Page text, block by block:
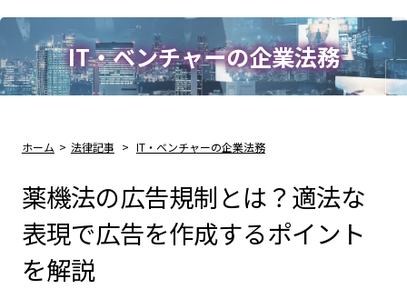
IT・ベンチャーの企業法務
ホーム > 法律記事 > IT・ベンチャーの企業法務
薬機法の広告規制とは？適法な
表現で広告を作成するポイント
を解説